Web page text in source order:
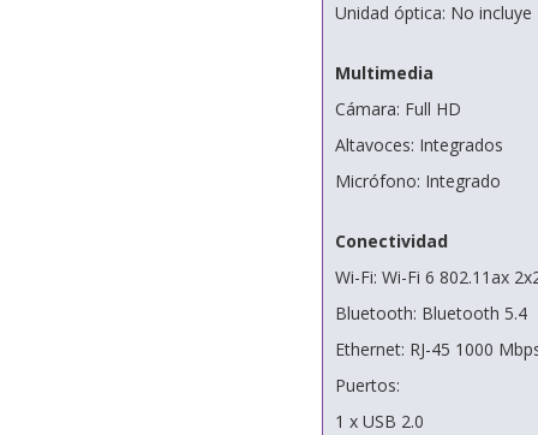
Unidad óptica: No incluye
Multimedia
Cámara: Full HD
Altavoces: Integrados
Micrófono: Integrado
Conectividad
Wi-Fi: Wi-Fi 6 802.11ax
Bluetooth: Bluetooth 5.4
Ethernet: RJ-45 1000
Puertos:
1 x USB 2.0